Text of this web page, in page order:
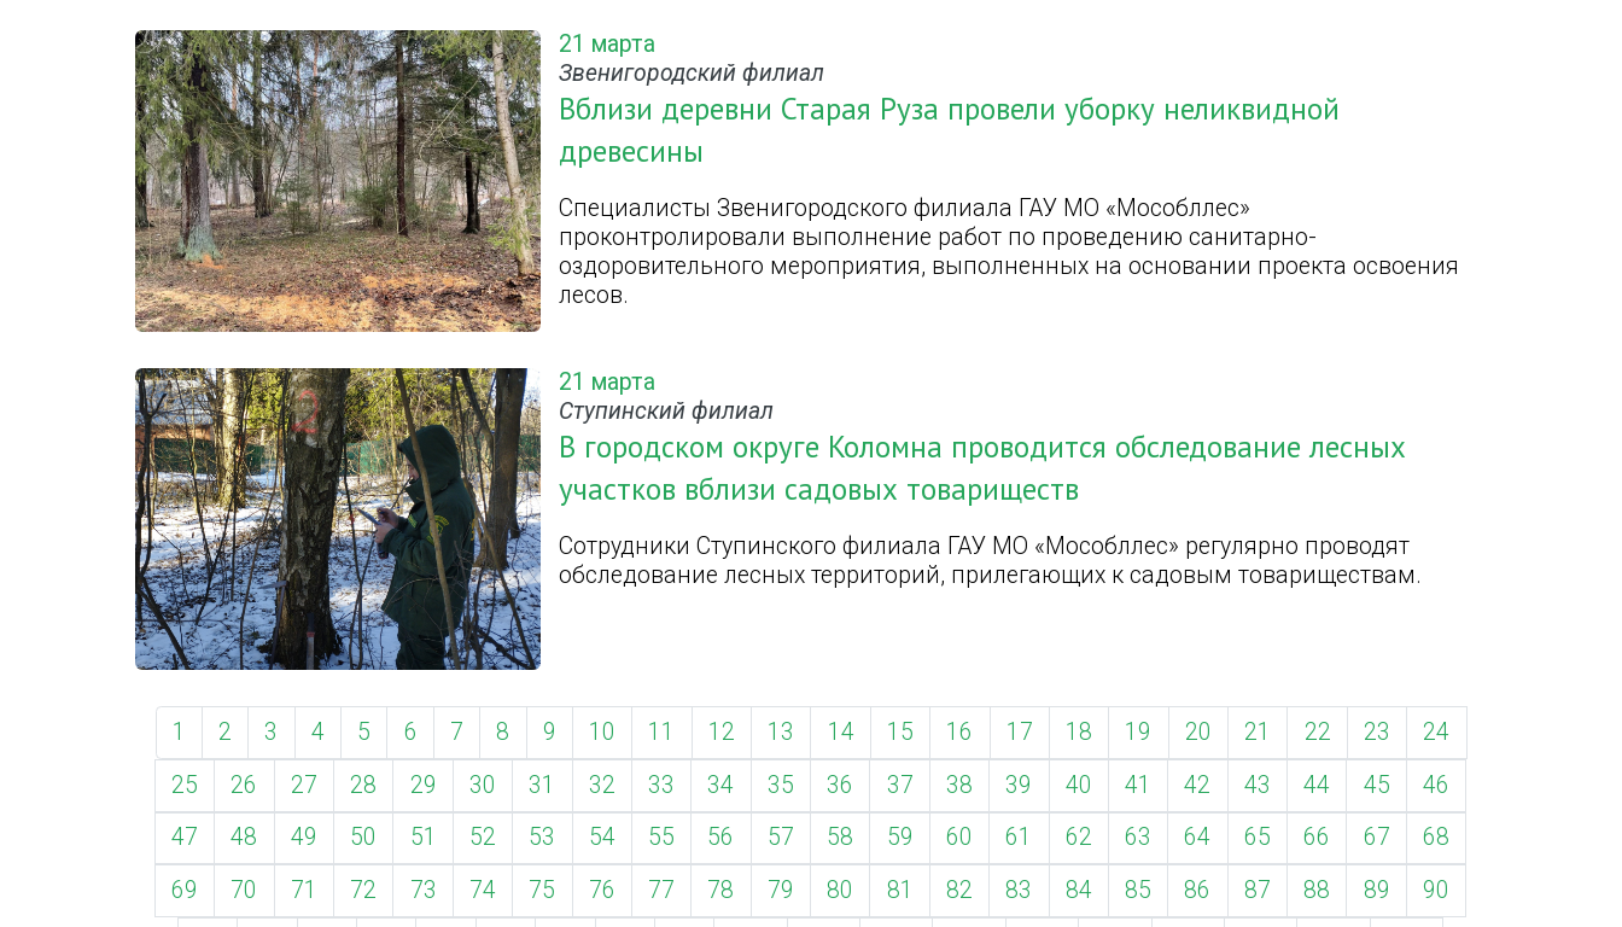
21 марта
Звенигородский филиал
Вблизи деревни Старая Руза провели уборку неликвидной
древесины
Специалисты Звенигородского филиала ГАУ МО «Мособллес»
проконтролировали выполнение работ по проведению санитарно-
оздоровительного мероприятия, выполненных на основании проекта освоения
лесов.
21 марта
Ступинский филиал
В городском округе Коломна проводится обследование лесных
участков вблизи садовых товариществ
Сотрудники Ступинского филиала ГАУ МО «Мособллес» регулярно проводят
обследование лесных территорий, прилегающих к садовым товариществам.
1 2 3 4 5 6 7 8 9 10 11 12 13 14 15 16 17 18 19 20 21 22 23
24
25
26 27 28 29 30 31 32 33 34 35 36 37 38 39 40 41 42 43 44 45
46
47
48 49 50 51 52 53 54 55 56 57 58 59 60 61 62 63 64 65 66 67
68
69
70 71 72 73 74 75 76 77 78 79 80 81 82 83 84 85 86 87 88 89 90